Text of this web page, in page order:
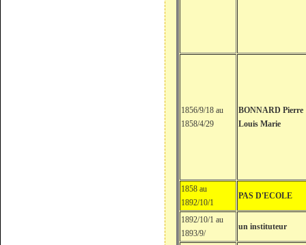
1856/9/18 au
1858/4/29
BONNARD Pierre
Louis Marie
1858 au
1892/10/1
PAS D'ECOLE
1892/10/1 au
1893/9/
un instituteur